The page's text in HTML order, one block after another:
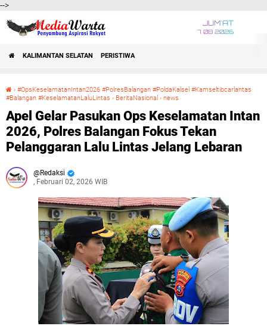
-->
JUM'AT
7 08 2026
KALIMANTAN SELATAN PERISTIWA
› #OpsKeselamatanIntan2026 #PolresBalangan #PoldaKalsel #Kamseltibcarlantas
#Balangan #KeselamatanLaluLintas › BeritaNasional › news
Apel Gelar Pasukan Ops Keselamatan Intan
2026, Polres Balangan Fokus Tekan
Pelanggaran Lalu Lintas Jelang Lebaran
Redaksi
, Februari 02, 2026 WIB